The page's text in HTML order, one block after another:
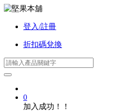
登入/註冊
折扣碼兌換
0
加入成功！！